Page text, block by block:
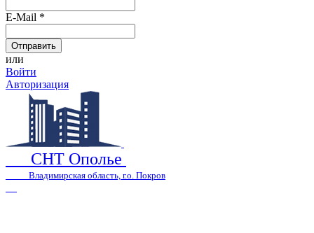
E-Mail *
или
Войти
Авторизация
СНТ Ополье
Владимирская область, г.о. Покров